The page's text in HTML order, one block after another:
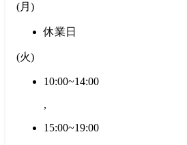
(月 )
休業日
(火)
10:00~14:00
,
15:00~19:00